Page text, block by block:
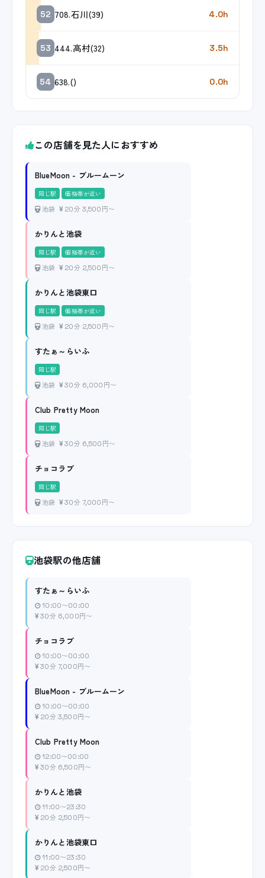
52 708.石川(39) 4.0h
53 444.高村(32) 3.5h
54 638.() 0.0h
この店舗を見た人におすすめ
BlueMoon - ブルームーン
同じ駅 価格帯が近い
池袋 20分 3,500円〜
かりんと池袋
同じ駅 価格帯が近い
池袋 20分 2,500円〜
かりんと池袋東口
同じ駅 価格帯が近い
池袋 20分 2,500円〜
すたぁ～らいふ
同じ駅
池袋 30分 6,000円〜
Club Pretty Moon
同じ駅
池袋 30分 6,500円〜
チョコラブ
同じ駅
池袋 30分 7,000円〜
池袋駅の他店舗
すたぁ～らいふ
10:00〜00:00
30分 6,000円〜
チョコラブ
10:00〜00:00
30分 7,000円〜
BlueMoon - ブルームーン
10:00〜00:00
20分 3,500円〜
Club Pretty Moon
12:00〜00:00
30分 6,500円〜
かりんと池袋
11:00〜23:30
20分 2,500円〜
かりんと池袋東口
11:00〜23:30
20分 2,500円〜